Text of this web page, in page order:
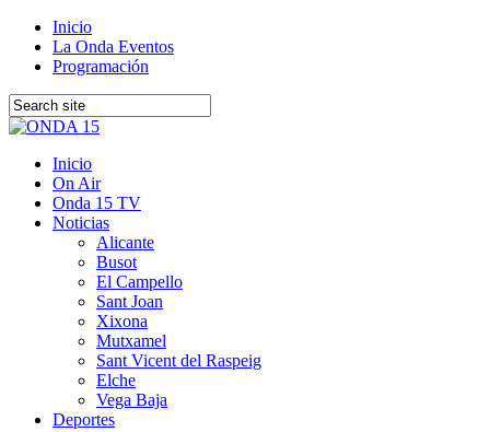
Inicio
La Onda Eventos
Programación
Inicio
On Air
Onda 15 TV
Noticias
Alicante
Busot
El Campello
Sant Joan
Xixona
Mutxamel
Sant Vicent del Raspeig
Elche
Vega Baja
Deportes